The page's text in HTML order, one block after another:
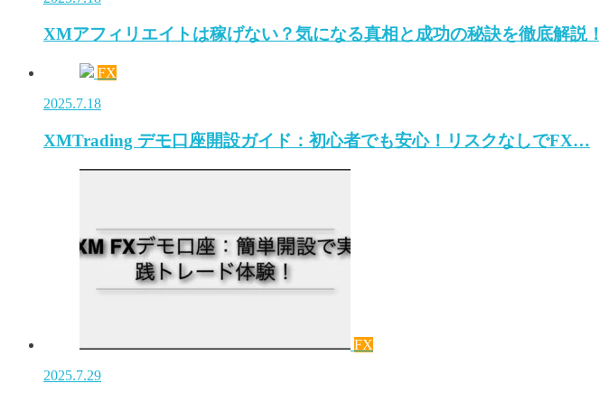
XMアフィリエイトは稼げない？気になる真相と成功の秘訣を徹底解説！
FX
2025.7.18
XMTrading デモ口座開設ガイド：初心者でも安心！リスクなしでFX…
FX
2025.7.29